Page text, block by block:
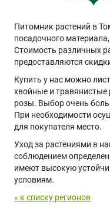
Питомник растений в
посадочного
Стоимость различных
предоставляются
Купить у нас можно
хвойные и травянистые
розы. Выбор очень
При необходимости
для покупателя место.
Уход за растениями в
соблюдением
имеют высокую
условиям.
« к списку регионов